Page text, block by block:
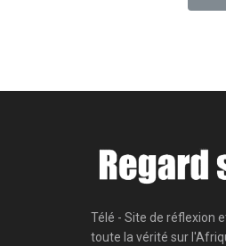
Télé - Site de réflexion
toute la vérité sur